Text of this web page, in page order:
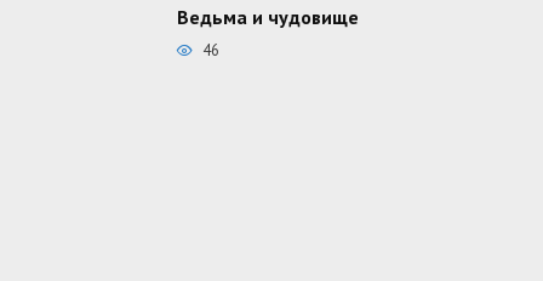
Ведьма и чудовище
46